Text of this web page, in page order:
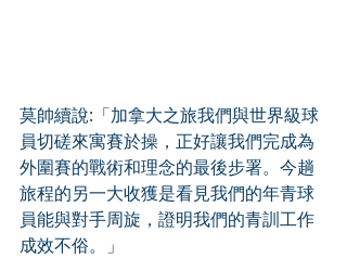
莫帥續說:「加拿大之旅我們與世界級球
員切磋來寓賽於操，正好讓我們完成為
外圍賽的戰術和理念的最後步署。今趟
旅程的另一大收獲是看見我們的年青球
員能與對手周旋，證明我們的青訓工作
成效不俗。」